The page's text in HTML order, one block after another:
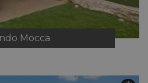
Mocca